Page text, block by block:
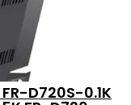
D720S-0.1K